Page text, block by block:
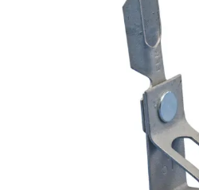
Våre leverandører